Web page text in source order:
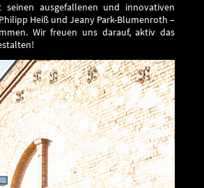
ausgefallenen und innovativen
Heiß und Jeany Park-Blumenroth –
Wir freuen uns darauf, aktiv das